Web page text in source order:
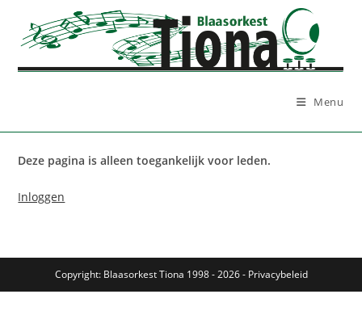
inhoud
Menu
Deze pagina is alleen toegankelijk voor leden.
Inloggen
Copyright: Blaasorkest Tiona 1998 - 2026 - Privacybeleid